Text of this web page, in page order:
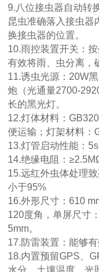
9.八位接虫器自动转
昆虫准确落入接虫器
换接虫器的位置。
10.雨控装置开关：
有效将雨、虫分离，
11.诱虫光源：20W
炮（光通量2700-
长的黑光灯。
12.灯体材料：
便运输；灯架材料：
13.灯管启动性能：5s
14.绝缘电阻：
15.远红外虫体处理
小于95%
16.外形尺寸：610
120度角，单屏尺寸
5mm。
17.防雷装置：能够
18.内置预留GPS、